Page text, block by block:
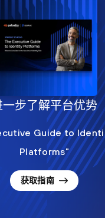
一步了解平台优势
Guide to
Platforms"
获取指南